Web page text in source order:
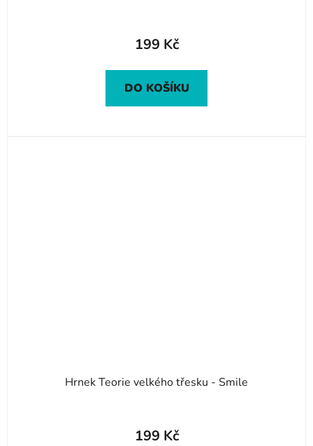
199 Kč
DO KOŠÍKU
Hrnek Teorie velkého třesku - Smile
hodnocení
199 Kč